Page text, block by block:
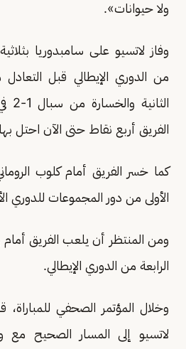
ولا حيوانات».
وفاز لاتسيو على سامبدوريا
من الدوري الإيطالي قبل
الفريق أربع نقاط حتى الآن احتل بها
الأولى من دور المجموعات للدوري
ومن المنتظر أن يلعب الفريق أمام
الرابعة من الدوري الإيطالي.
وخلال المؤتمر الصحفي
لاتسيو إلى المسار الصحيح مع